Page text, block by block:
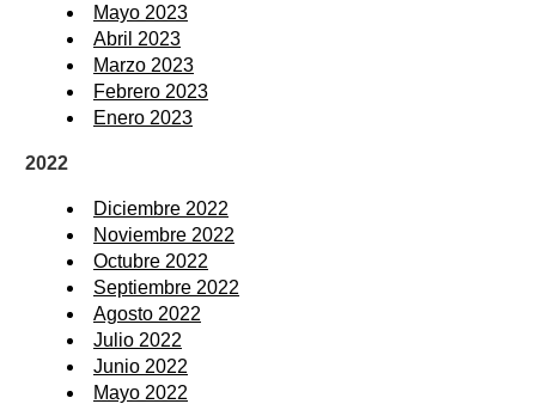
Mayo 2023
Abril 2023
Marzo 2023
Febrero 2023
Enero 2023
2022
Diciembre 2022
Noviembre 2022
Octubre 2022
Septiembre 2022
Agosto 2022
Julio 2022
Junio 2022
Mayo 2022